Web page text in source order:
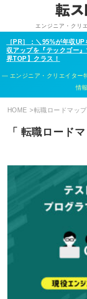
エンジニア・クリ
［PR］：＼95%が年収
収アップを『テックゴー
界TOP】クラス！
エンジニア・クリエイター
情
HOME >転職ロードマップ
「 転職ロード